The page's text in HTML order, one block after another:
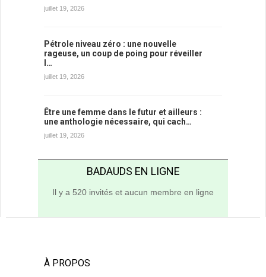
juillet 19, 2026
Pétrole niveau zéro : une nouvelle
rageuse, un coup de poing pour réveiller
l…
juillet 19, 2026
Être une femme dans le futur et ailleurs :
une anthologie nécessaire, qui cach…
juillet 19, 2026
BADAUDS EN LIGNE
Il y a 520 invités et aucun membre en ligne
À PROPOS